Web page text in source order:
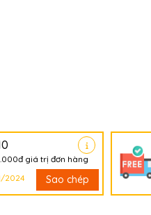
giá trị đơn hàng
2024
Sao chép